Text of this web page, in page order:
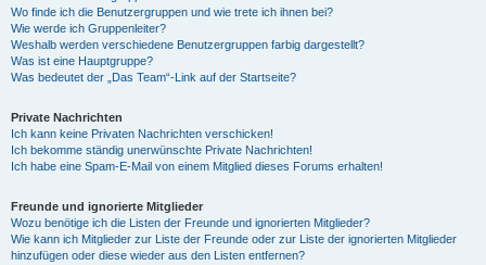
Wo finde ich die Benutzergruppen und wie trete ich ihnen bei?
Wie werde ich Gruppenleiter?
Weshalb werden verschiedene Benutzergruppen farbig dargestellt?
Was ist eine Hauptgruppe?
Was bedeutet der „Das Team“-Link auf der Startseite?
Private Nachrichten
Ich kann keine Privaten Nachrichten verschicken!
Ich bekomme ständig unerwünschte Private Nachrichten!
Ich habe eine Spam-E-Mail von einem Mitglied dieses Forums erhalten!
Freunde und ignorierte Mitglieder
Wozu benötige ich die Listen der Freunde und ignorierten Mitglieder?
Wie kann ich Mitglieder zur Liste der Freunde oder zur Liste der ignorierten Mitglieder
hinzufügen oder diese wieder aus den Listen entfernen?